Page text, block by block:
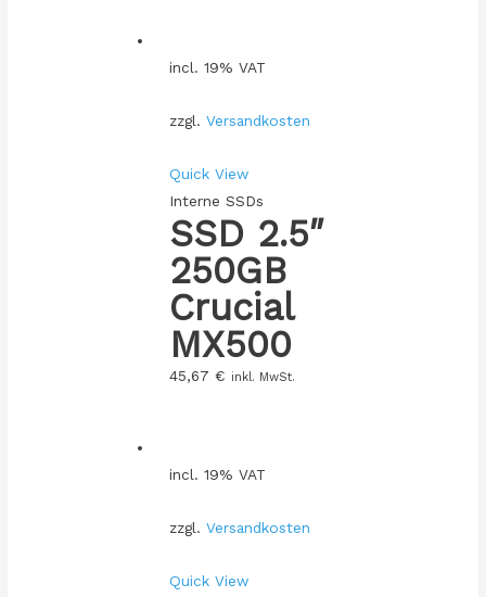
incl. 19% VAT
zzgl. Versandkosten
Quick View
Interne SSDs
SSD 2.5″
250GB
Crucial
MX500
45,67 € inkl. MwSt.
incl. 19% VAT
zzgl. Versandkosten
Quick View